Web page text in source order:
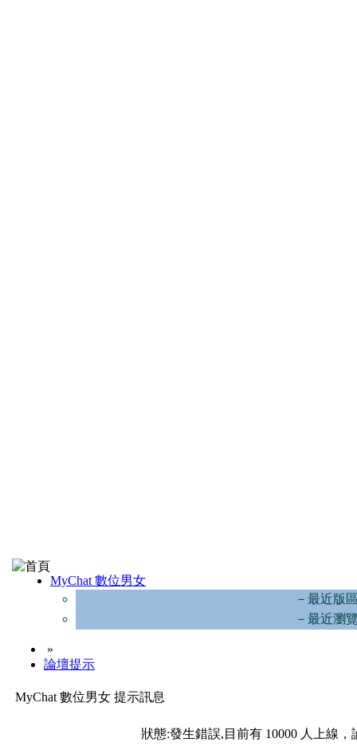
MyChat 數位男女
－最近版
－最近瀏
»
論壇提示
MyChat 數位男女 提示訊息
狀態:發生錯誤,目前有 10000 人上線